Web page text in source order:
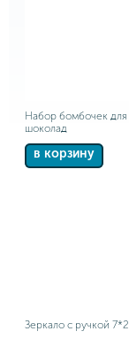
Набор бомбочек для
шоколад
в корзину
Зеркало с ручкой